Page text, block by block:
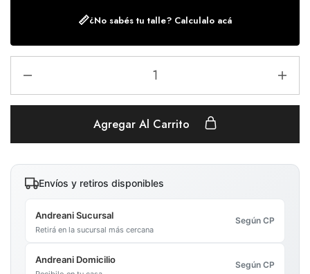
📏¿No sabés tu talle? Calculalo acá
Agregar Al Carrito
Envíos y retiros disponibles
Andreani Sucursal
Retirá en la sucursal más cercana
Según CP
Andreani Domicilio Según CP